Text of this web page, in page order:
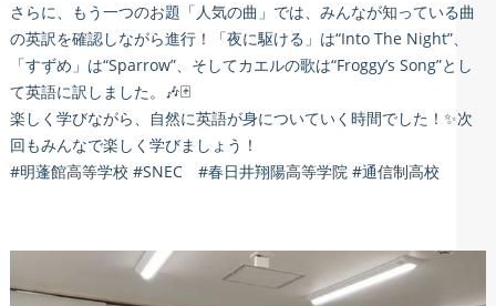
さらに、もう一つのお題「人気の曲」では、みんなが知っている曲
の英訳を確認しながら進行！「夜に駆ける」は“Into The Night”、
「すずめ」は“Sparrow”、そしてカエルの歌は“Froggy’s Song”とし
て英語に訳しました。🎶🃏
楽しく学びながら、自然に英語が身についていく時間でした！✨次
回もみんなで楽しく学びましょう！
#明蓬館高等学校 #SNEC #春日井翔陽高等学院 #通信制高校